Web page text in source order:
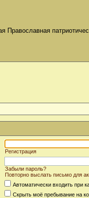
Православная
Регистрация
Забыли пароль?
Повторно выслать письмо для
Автоматически входить при
Скрыть моё пребывание на